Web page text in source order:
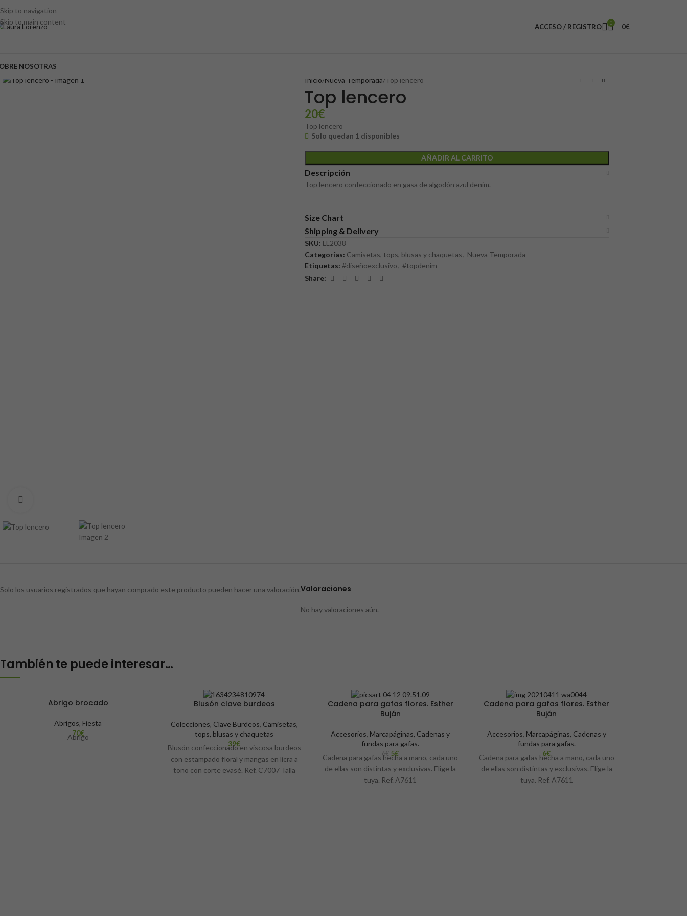
Skip to navigation
Skip to main content
ACCESO / REGISTRO 0 0€
NOSOTRAS
Inicio Nueva Temporada Top lencero
Top lencero
20€
Top lencero
Solo quedan 1 disponibles
AÑADIR AL CARRITO
Descripción
Top lencero confeccionado en gasa de algodón azul denim.
Size Chart
Shipping & Delivery
SKU: LL2038
Categorías: Camisetas, tops, blusas y chaquetas, Nueva Temporada
Etiquetas: #diseñoexclusivo, #topdenim
Share:
Valoraciones
No hay valoraciones aún.
Solo los usuarios registrados que hayan comprado este producto pueden hacer una valoración.
También te puede interesar…
Abrigo brocado
Abrigos, Fiesta
70€
Abrigo
Blusón clave burdeos
Colecciones, Clave Burdeos, Camisetas,
tops, blusas y chaquetas
39€
Blusón confeccionado en viscosa burdeos
con estampado floral y mangas en licra a
tono con corte evasé. Ref. C7007 Talla
-17%
Cadena para gafas flores. Esther
Buján
Accesorios, Marcapáginas, Cadenas y
fundas para gafas.
6€ 5€
Cadena para gafas hecha a mano, cada uno
de ellas son distintas y exclusivas. Elige la
tuya. Ref. A7611
Cadena para gafas flores. Esther
Buján
Accesorios, Marcapáginas, Cadenas y
fundas para gafas.
6€
Cadena para gafas hecha a mano, cada uno
de ellas son distintas y exclusivas. Elige la
tuya. Ref. A7611